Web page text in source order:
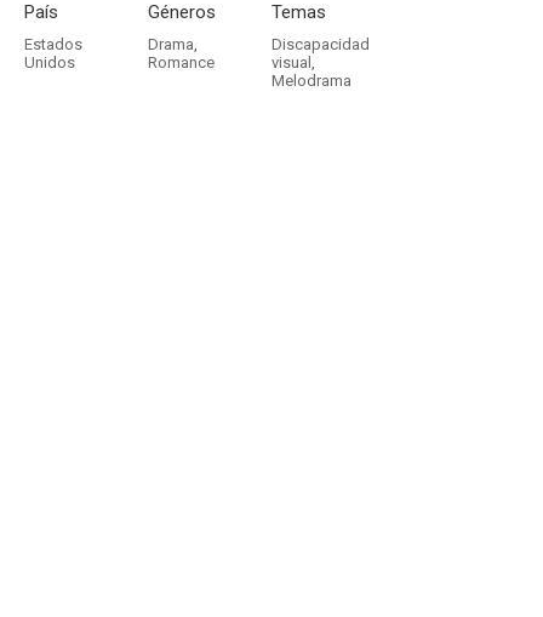
País
Estados
Unidos
Géneros
Drama,
Romance
Temas
Discapacidad
visual ,
Melodrama